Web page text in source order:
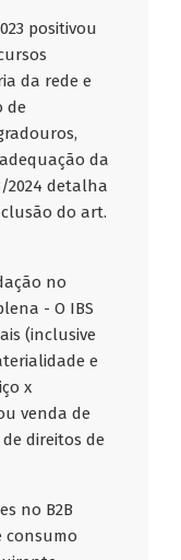
positivou
da rede e
de
da
2024 detalha
do art.
no
- O IBS
(inclusive
e
x
venda de
direitos de
no B2B
consumo